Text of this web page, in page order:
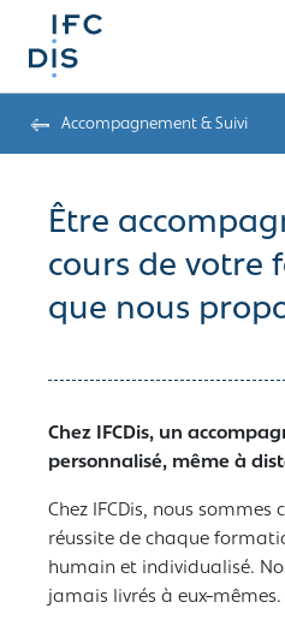
Accompagnement & Suivi
Être
cours de votre
que nous
Chez IFCDis, un
personnalisé, même à
Chez IFCDis, nous sommes
réussite de chaque
humain et individualisé.
jamais livrés à eux-mêmes.